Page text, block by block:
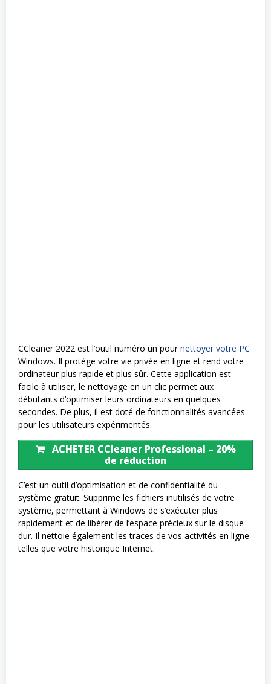
CCleaner 2022 est l’outil numéro un pournettoyer votre PC
Windows. Il protège votre vie privée en ligne et rend votre
ordinateur plus rapide et plus sûr. Cette application est
facile à utiliser, le nettoyage en un clic permet aux
débutants d’optimiser leurs ordinateurs en quelques
secondes. De plus, il est doté de fonctionnalités avancées
pour les utilisateurs expérimentés.
ACHETER CCleaner Professional – 20%
de réduction
C’est un outil d’optimisation et de confidentialité du
système gratuit. Supprime les fichiers inutilisés de votre
système, permettant à Windows de s’exécuter plus
rapidement et de libérer de l’espace précieux sur le disque
dur. Il nettoie également les traces de vos activités en ligne
telles que votre historique Internet.